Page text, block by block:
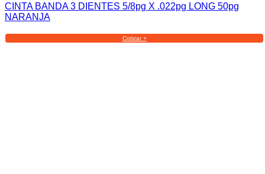
CINTA BANDA 3 DIENTES 5/8pg X .022pg LONG 50pg
NARANJA
Cotizar +